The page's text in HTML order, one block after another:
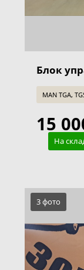
Блок
MAN TGA,
15
На
3 фото